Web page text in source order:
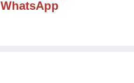
WhatsApp